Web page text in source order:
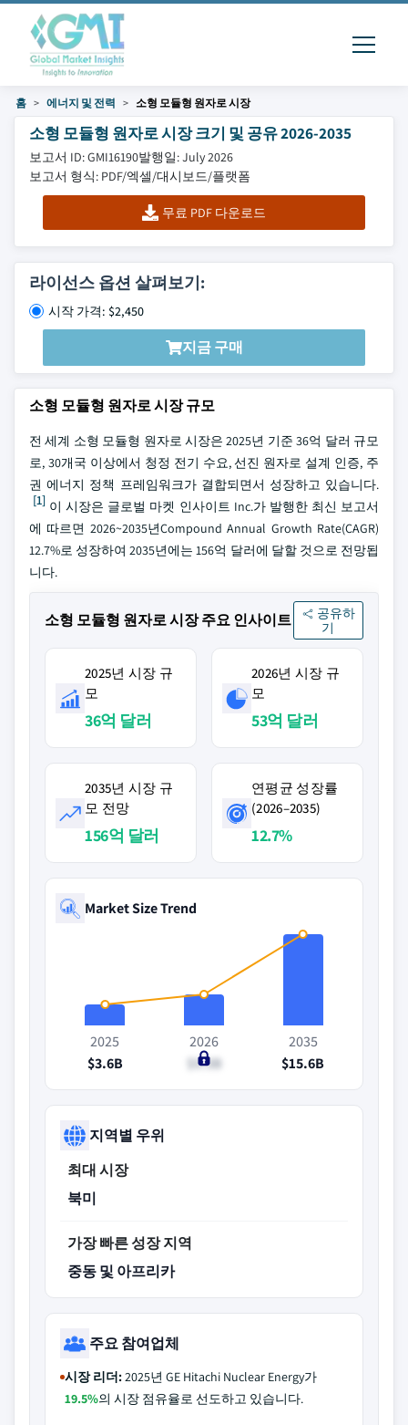
홈 에너지 및 전력 소형 모듈형 원자로 시장
소형 모듈형 원자로 시장 크기 및 공유 2026-2035
보고서 ID: GMI16190발행일: July 2026
보고서 형식: PDF/엑셀/대시보드/플랫폼
무료 PDF 다운로드
라이선스 옵션 살펴보기:
시작 가격: $2,450
지금 구매
소형 모듈형 원자로 시장 규모
전 세계 소형 모듈형 원자로 시장은 2025년 기준 36억 달러 규모
로, 30개국 이상에서 청정 전기 수요, 선진 원자로 설계 인증, 주
권 에너지 정책 프레임워크가 결합되면서 성장하고 있습니다.
[1] 이 시장은 글로벌 마켓 인사이트 Inc.가 발행한 최신 보고서
에 따르면 2026~2035년Compound Annual Growth Rate(CAGR)
12.7%로 성장하여 2035년에는 156억 달러에 달할 것으로 전망됩
니다.
소형 모듈형 원자로 시장 주요 인사이트
공유하
기
2025년 시장 규
모
36억 달러
2026년 시장 규
모
53억 달러
2035년 시장 규
모 전망
156억 달러
연평균 성장률
(2026–2035)
12.7%
Market Size Trend
2025
$3.6B
2026
$5.3B
2035
$15.6B
지역별 우위
최대 시장
북미
가장 빠른 성장 지역
중동 및 아프리카
주요 참여업체
시장 리더:2025년 GE Hitachi Nuclear Energy가
19.5%의 시장 점유율로 선도하고 있습니다.